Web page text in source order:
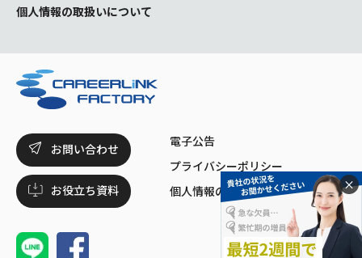
×
お問い合わせ
お役立ち資料
電子公告
プライバシーポリシー
個人情報の取扱いについて
個人情報の取扱いについて